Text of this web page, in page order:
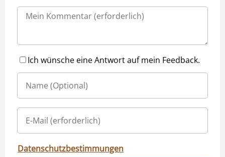
Ich wünsche eine Antwort auf mein Feedback.
Datenschutzbestimmungen